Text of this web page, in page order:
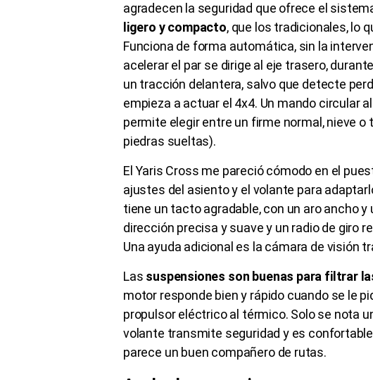
agradecen la seguridad que ofrece el
ligero y compacto, que los tradicionales, lo
Funciona de forma automática, sin la
acelerar el par se dirige al eje trasero,
un tracción delantera, salvo que detecte
empieza a actuar el 4x4. Un mando circular
permite elegir entre un firme normal, nieve
piedras sueltas).
El Yaris Cross me pareció cómodo en el
ajustes del asiento y el volante para
tiene un tacto agradable, con un aro ancho
dirección precisa y suave y un radio de giro
Una ayuda adicional es la cámara de visión
Las suspensiones son buenas para filtrar
motor responde bien y rápido cuando se le
propulsor eléctrico al térmico. Solo se nota
volante transmite seguridad y es
parece un buen compañero de rutas.